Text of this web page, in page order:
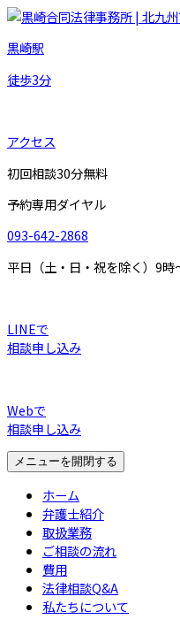
黒崎駅
徒歩3分
アクセス
初回相談30分無料
予約専用ダイヤル
093-642-2868
平日（土・日・祝を除く）9時
LINEで
相談申し込み
Webで
相談申し込み
メニューを開閉する
ホーム
弁護士紹介
取扱業務
ご相談の流れ
費用
法律相談Q&A
私たちについて